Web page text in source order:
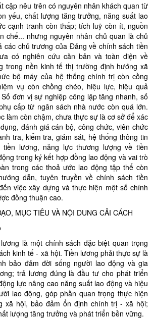
cập nêu trên có nguyên nhân khách quan từ
yếu, chất lượng tăng trưởng, năng suất lao
cạnh tranh còn thấp; tích luỹ còn ít, nguồn
chế... nhưng nguyên nhân chủ quan là chủ
các chủ trương của Đảng về chính sách tiền
có nghiên cứu căn bản và toàn diện về
trong nền kinh tế thị trường định hướng xã
bộ máy của hệ thống chính trị còn cồng
vụ còn chồng chéo, hiệu lực, hiệu quả
đơn vị sự nghiệp công lập tăng nhanh, số
cấp từ ngân sách nhà nước còn quá lớn.
làm còn chậm, chưa thực sự là cơ sở để xác
đánh giá cán bộ, công chức, viên chức
tra, kiểm tra, giám sát, hệ thống thông tin
lương, năng lực thương lượng về tiền
trong ký kết hợp đồng lao động và vai trò
trong các thoả ước lao động tập thể còn
dẫn, tuyên truyền về chính sách tiền
việc xây dựng và thực hiện một số chính
đồng thuận cao.
MỤC TIÊU VÀ NỘI DUNG CẢI CÁCH
là một chính sách đặc biệt quan trọng
kinh tế - xã hội. Tiền lương phải thực sự là
bảo đảm đời sống người lao động và gia
trả lương đúng là đầu tư cho phát triển
lực nâng cao năng suất lao động và hiệu
lao động, góp phần quan trọng thực hiện
xã hội, bảo đảm ổn định chính trị - xã hội;
lượng tăng trưởng và phát triển bền vững.